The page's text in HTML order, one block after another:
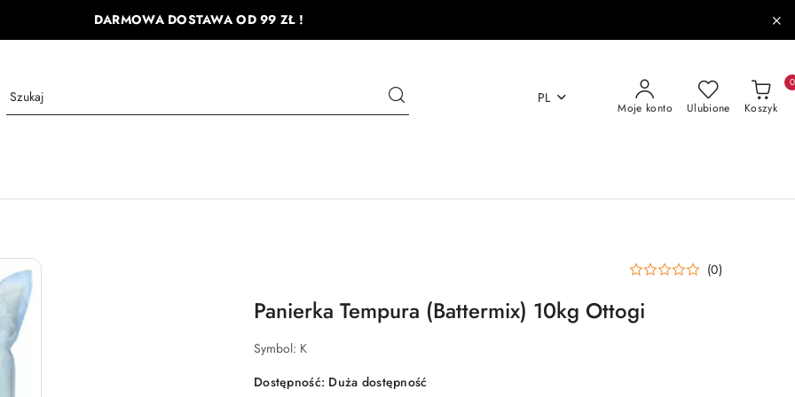
DARMOWA DOSTAWA OD 99 ZŁ !
PL
Moje konto Ulubione Koszyk
0
(0)
Panierka Tempura (Battermix) 10kg Ottogi
Symbol: K
Dostępność: Duża dostępność